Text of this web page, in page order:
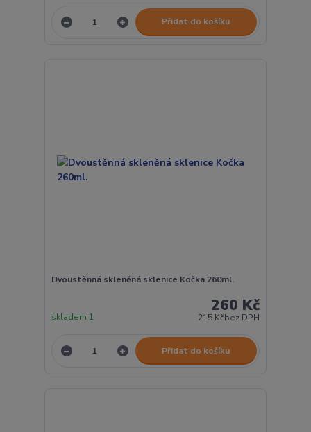
Přidat do košíku
Dvoustěnná skleněná sklenice Kočka 260ml.
260 Kč
215 Kčbez DPH
skladem 1
Přidat do košíku